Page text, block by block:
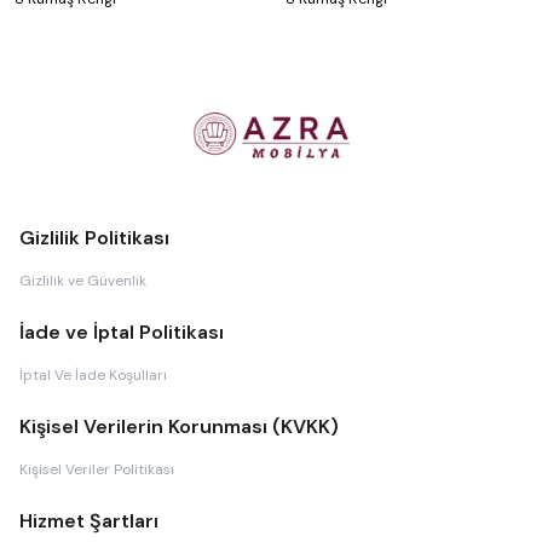
Gizlilik Politikası
Gizlilik ve Güvenlik
İade ve İptal Politikası
İptal Ve İade Koşulları
Kişisel Verilerin Korunması (KVKK)
Kişisel Veriler Politikası
Hizmet Şartları